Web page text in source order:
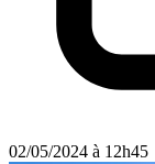
02/05/2024 à 12h45